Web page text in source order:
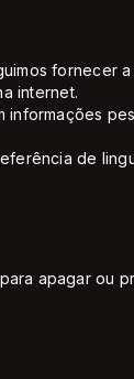
fornecer
internet.
informações
de
apagar ou